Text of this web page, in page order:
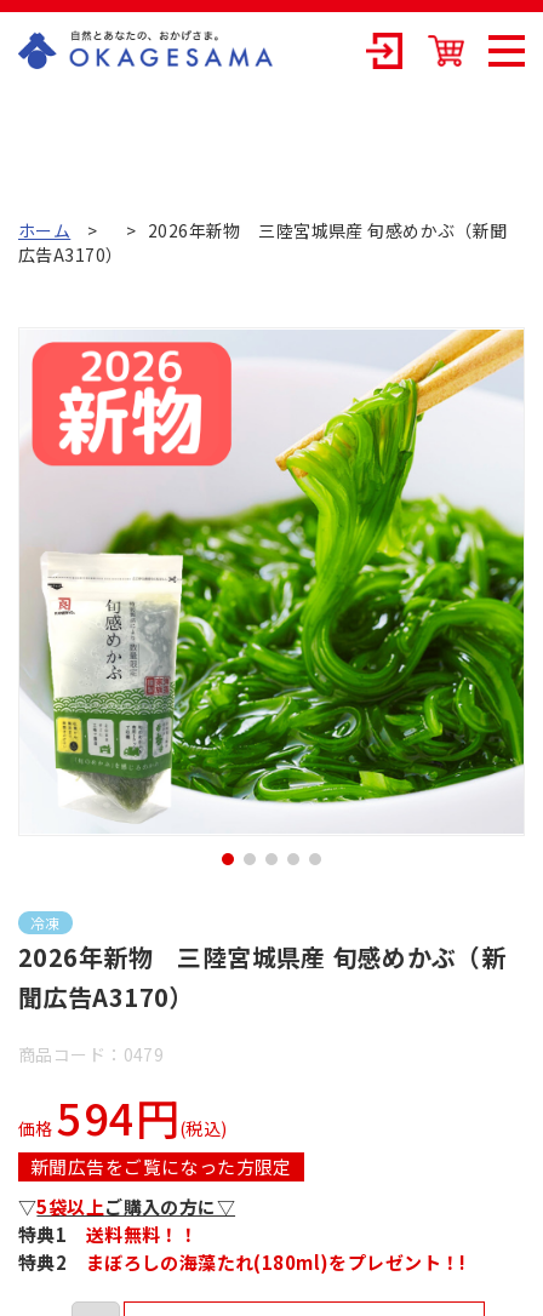
式会社の公式通
ホーム
2026年新物 三陸宮城県産 旬感めかぶ（新聞
広告A3170）
冷凍
2026年新物 三陸宮城県産 旬感めかぶ（新
聞広告A3170）
商品コード：0479
価格594円(税込)
新聞広告をご覧になった方限定
▽5袋以上ご購入の方に▽
特典1 送料無料！！
特典2
まぼろしの海藻たれ(180ml)をプレゼント！!